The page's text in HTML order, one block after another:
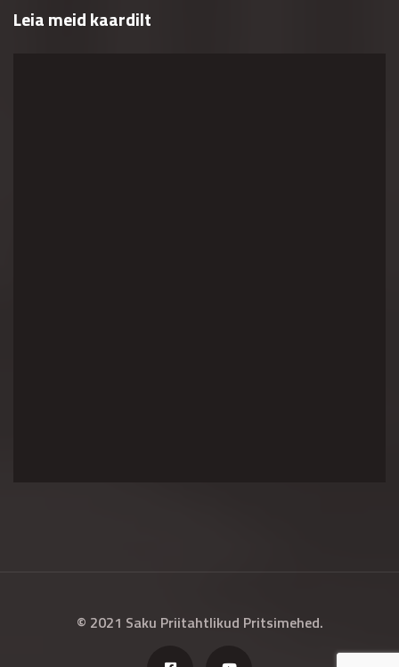
Leia meid kaardilt
© 2021 Saku Priitahtlikud Pritsimehed.